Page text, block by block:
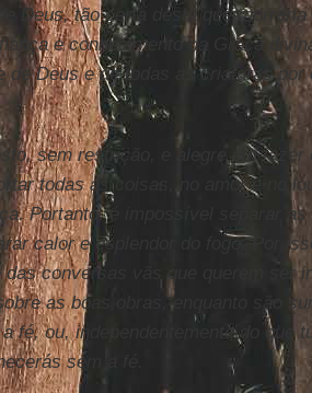
Deus, tão certa desta que
e conhecimento da Graça
Deus e de todas as criaturas por
sem restrição, e alegre em fazer
todas as coisas, no amor e no
Portanto, é impossível separar as
calor e esplendor do fogo. Por
das conversas vãs que querem ser
as boas obras, enquanto são
fé, ou, independentemente do que
sem a fé.